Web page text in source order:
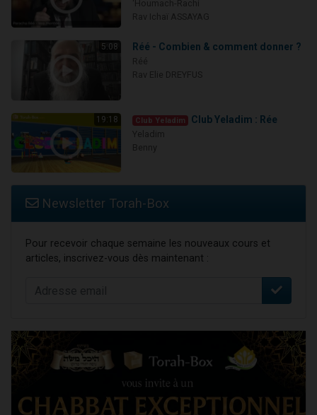
5:08 Réé - Combien & comment donner ?
19:18 Club Yeladim Club Yeladim : Rée
Newsletter Torah-Box
Pour recevoir chaque semaine les nouveaux cours et
articles, inscrivez-vous dès maintenant :